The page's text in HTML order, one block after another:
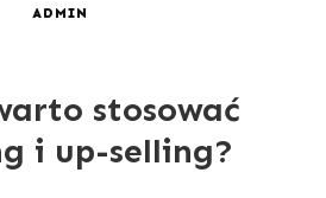
ADMIN
stosować
i up-selling?